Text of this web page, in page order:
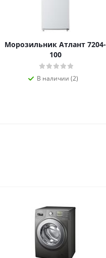
Морозильник Атлант 7204-
100
В наличии (2)